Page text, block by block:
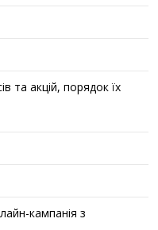
та акцій, порядок їх
кампанія з